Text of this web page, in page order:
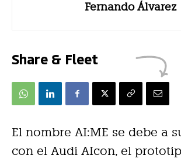
Fernando Álvarez
Share & Fleet
El nombre AI:ME se debe a
con el Audi AIcon, el